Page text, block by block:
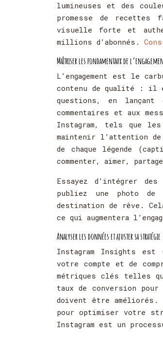
lumineuses et des
promesse de recettes
visuelle forte et
millions d’abonnés.
Maîtriser les fondamentaux de
L’engagement est le
contenu de qualité : il
questions, en lançant
commentaires et aux
Instagram, tels que
maintenir l’attention
de chaque légende
commenter, aimer,
Essayez d’intégrer
publiez une photo de
destination de rêve.
ce qui augmentera
Analyser les données et ajuster sa stratégie
Instagram Insights
votre compte et de
métriques clés telles
taux de conversion
doivent être améliorés.
pour optimiser votre
Instagram est un